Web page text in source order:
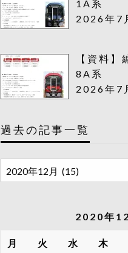
1A系
2026年7
【資料】
8A系
2026年7
過去の記事一覧
去
一
2020年
月 火 水 木